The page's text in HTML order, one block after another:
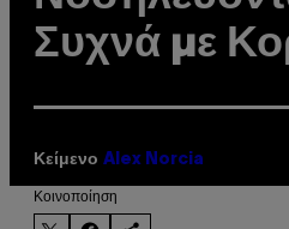
Συχνά με
Κείμενο Alex Norcia
Kοινοποίηση